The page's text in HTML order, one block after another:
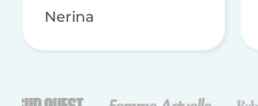
Nerina